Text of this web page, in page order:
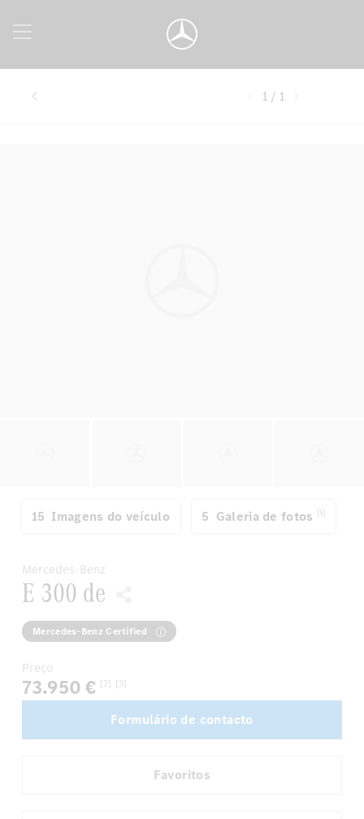
1 / 1
15 Imagens do veículo 5 Galeria de fotos [1]
Mercedes-Benz
E 300 de
Mercedes-Benz Certified
Preço
73.950 € [2] [3]
Formulário de contacto
Favoritos